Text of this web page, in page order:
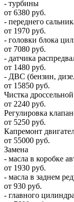
- турбины
от 6380 руб.
- переднего
от 1970 руб.
- головки блока
от 7080 руб.
- датчика
от 1480 руб.
- ДВС (бензин,
от 15850 руб.
Чистка
от 2240 руб.
Регулировка
от 5250 руб.
Капремонт
от 55000 руб.
Замена
- масла в коробке
от 1930 руб.
- масла в заднем
от 930 руб.
- главного